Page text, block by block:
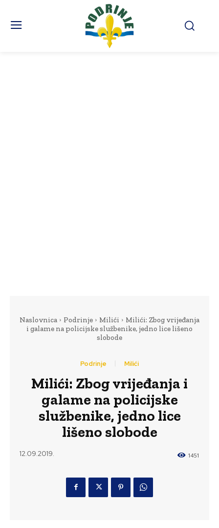
Naslovnica Podrinje Milići
Milići: Zbog vrijeđanja
i galame na policijske službenike, jedno lice lišeno
slobode
Podrinje Milići
Milići: Zbog vrijeđanja i
galame na policijske
službenike, jedno lice
lišeno slobode
12.09.2019. 1451